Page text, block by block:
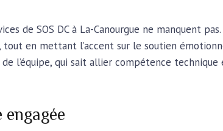
de SOS DC à La-Canourgue ne manquent
en mettant l’accent sur le soutien
l’équipe, qui sait allier compétence